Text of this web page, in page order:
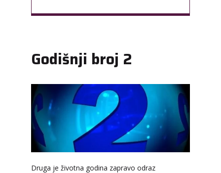
Godišnji broj 2
Druga je životna godina zapravo odraz